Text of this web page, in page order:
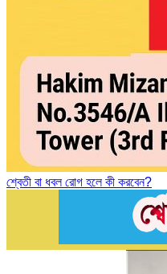
শ্বেতী বা ধবল রোগ হলে কী করবেন?